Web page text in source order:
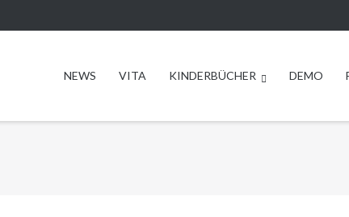
NEWS VITA KINDERBÜCHER DEMO